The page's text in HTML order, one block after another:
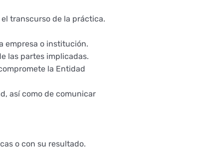
transcurso de la práctica.
empresa o institución.
las partes implicadas.
la Entidad
así como de comunicar
o con su resultado.